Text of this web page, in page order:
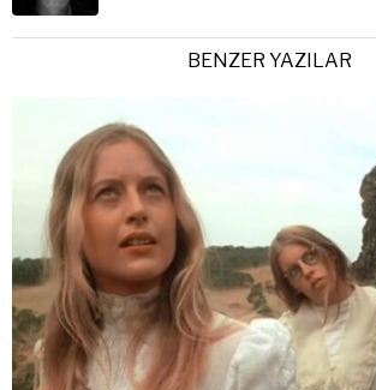
BENZER YAZILAR